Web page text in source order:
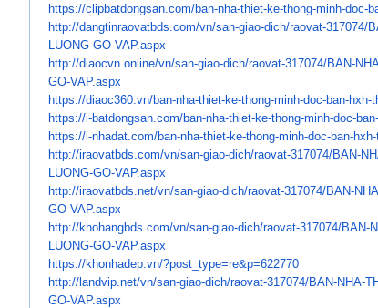
https://clipbatdongsan.com/ban-nha-thiet-ke-thong-minh-doc-
http://dangtinraovatbds.com/vn/san-giao-dich/raovat-317074/
LUONG-GO-VAP.aspx
http://diaocvn.online/vn/san-giao-dich/raovat-317074/BAN-
GO-VAP.aspx
https://diaoc360.vn/ban-nha-thiet-ke-thong-minh-doc-ban-hxh-
https://i-batdongsan.com/ban-nha-thiet-ke-thong-minh-doc-
https://i-nhadat.com/ban-nha-thiet-ke-thong-minh-doc-ban-
http://iraovatbds.com/vn/san-giao-dich/raovat-317074/BAN-
LUONG-GO-VAP.aspx
http://iraovatbds.net/vn/san-giao-dich/raovat-317074/BAN-
GO-VAP.aspx
http://khohangbds.com/vn/san-giao-dich/raovat-317074/BAN-
LUONG-GO-VAP.aspx
https://khonhadep.vn/?post_ type=re&p=622770
http://landvip.net/vn/san-giao-dich/raovat-317074/BAN-NHA-
GO-VAP.aspx